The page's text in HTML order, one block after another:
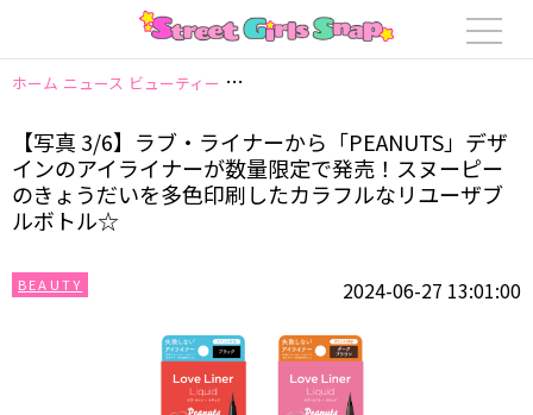
ホーム ニュース ビューティー 【写真 3/6】ラブ・ライナーから「
【写真 3/6】ラブ・ライナーから「PEANUTS」デザ
インのアイライナーが数量限定で発売！スヌーピー
のきょうだいを多色印刷したカラフルなリユーザブ
ルボトル☆
BEAUTY 2024-06-27 13:01:00